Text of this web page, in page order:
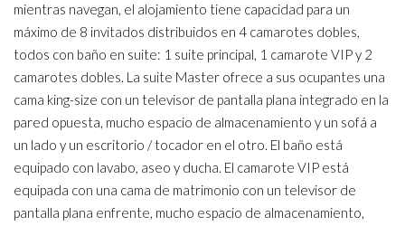
mientras navegan, el alojamiento tiene capacidad para un
máximo de 8 invitados distribuidos en 4 camarotes dobles,
todos con baño en suite: 1 suite principal, 1 camarote VIP y 2
camarotes dobles. La suite Master ofrece a sus ocupantes una
cama king-size con un televisor de pantalla plana integrado en la
pared opuesta, mucho espacio de almacenamiento y un sofá a
un lado y un escritorio / tocador en el otro. El baño está
equipado con lavabo, aseo y ducha. El camarote VIP está
equipada con una cama de matrimonio con un televisor de
pantalla plana enfrente, mucho espacio de almacenamiento,